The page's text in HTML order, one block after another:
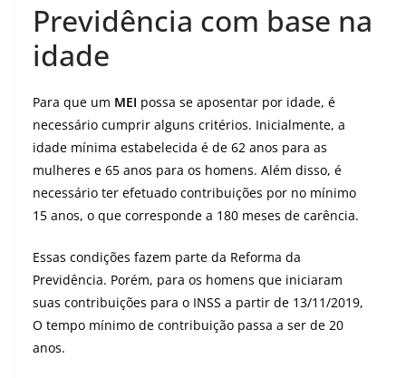
Previdência com base na
idade
Para que um MEI possa se aposentar por idade, é
necessário cumprir alguns critérios. Inicialmente, a
idade mínima estabelecida é de 62 anos para as
mulheres e 65 anos para os homens. Além disso, é
necessário ter efetuado contribuições por no mínimo
15 anos, o que corresponde a 180 meses de carência.
Essas condições fazem parte da Reforma da
Previdência. Porém, para os homens que iniciaram
suas contribuições para o INSS a partir de 13/11/2019,
O tempo mínimo de contribuição passa a ser de 20
anos.